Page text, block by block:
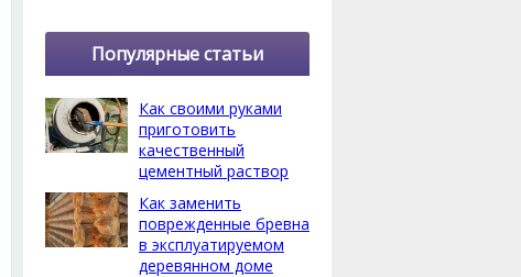
Популярные статьи
Как своими руками
приготовить
качественный
цементный раствор
Как заменить
поврежденные бревна
в эксплуатируемом
деревянном доме